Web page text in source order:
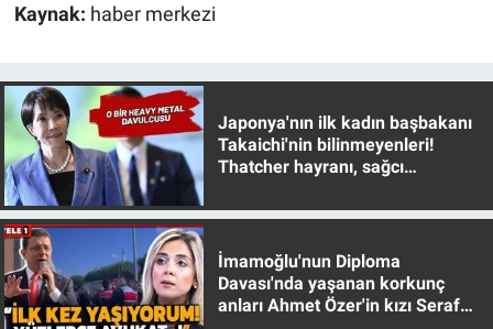
Kaynak: haber merkezi
Japonya'nın ilk kadın başbakanı
Takaichi'nin bilinmeyenleri!
Thatcher hayranı, sağcı
İmamoğlu'nun Diploma
Davası'nda yaşanan korkunç
anları Ahmet Özer'in kızı Seraf
Haber
Kimdir
Koronavirüs
Kültür Sanat
Ne demişti